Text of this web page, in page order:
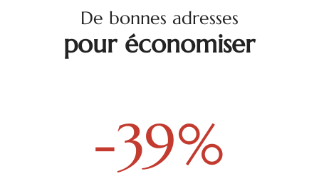
De bonnes adresses
pour économiser
-39%